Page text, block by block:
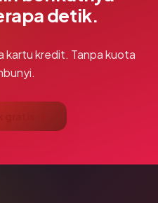
detik.
kartu kredit. Tanpa kuota
gratis →